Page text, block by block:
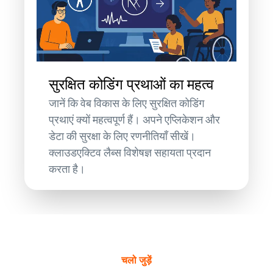
सुरक्षित कोडिंग प्रथाओं का महत्व
जानें कि वेब विकास के लिए सुरक्षित कोडिंग
प्रथाएं क्यों महत्वपूर्ण हैं। अपने एप्लिकेशन और
डेटा की सुरक्षा के लिए रणनीतियाँ सीखें।
क्लाउडएक्टिव लैब्स विशेषज्ञ सहायता प्रदान
करता है।
चलो जुड़ें